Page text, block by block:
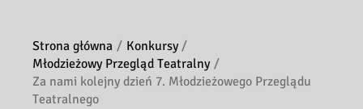
Strona główna
Konkursy
Młodzieżowy Przegląd Teatralny
Za nami kolejny dzień 7. Młodzieżowego Przeglądu
Teatralnego